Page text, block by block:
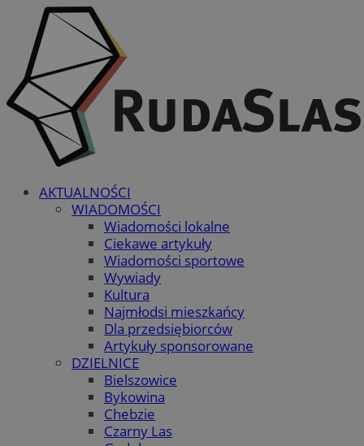
AKTUALNOŚCI
WIADOMOŚCI
Wiadomości lokalne
Ciekawe artykuły
Wiadomości sportowe
Wywiady
Kultura
Najmłodsi mieszkańcy
Dla przedsiębiorców
Artykuły sponsorowane
DZIELNICE
Bielszowice
Bykowina
Chebzie
Czarny Las